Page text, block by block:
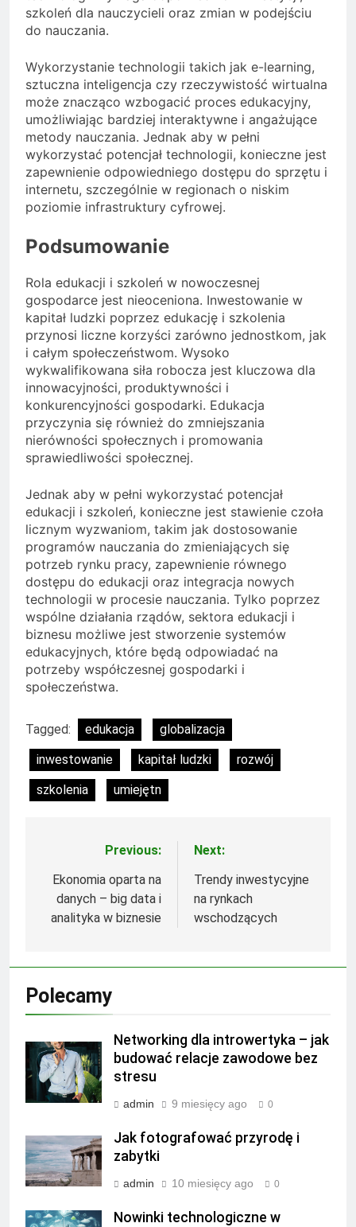
szkoleń dla nauczycieli oraz zmian w podejściu
do nauczania.
Wykorzystanie technologii takich jak e-learning,
sztuczna inteligencja czy rzeczywistość wirtualna
może znacząco wzbogacić proces edukacyjny,
umożliwiając bardziej interaktywne i angażujące
metody nauczania. Jednak aby w pełni
wykorzystać potencjał technologii, konieczne jest
zapewnienie odpowiedniego dostępu do sprzętu i
internetu, szczególnie w regionach o niskim
poziomie infrastruktury cyfrowej.
Podsumowanie
Rola edukacji i szkoleń w nowoczesnej
gospodarce jest nieoceniona. Inwestowanie w
kapitał ludzki poprzez edukację i szkolenia
przynosi liczne korzyści zarówno jednostkom, jak
i całym społeczeństwom. Wysoko
wykwalifikowana siła robocza jest kluczowa dla
innowacyjności, produktywności i
konkurencyjności gospodarki. Edukacja
przyczynia się również do zmniejszania
nierówności społecznych i promowania
sprawiedliwości społecznej.
Jednak aby w pełni wykorzystać potencjał
edukacji i szkoleń, konieczne jest stawienie czoła
licznym wyzwaniom, takim jak dostosowanie
programów nauczania do zmieniających się
potrzeb rynku pracy, zapewnienie równego
dostępu do edukacji oraz integracja nowych
technologii w procesie nauczania. Tylko poprzez
wspólne działania rządów, sektora edukacji i
biznesu możliwe jest stworzenie systemów
edukacyjnych, które będą odpowiadać na
potrzeby współczesnej gospodarki i
społeczeństwa.
Tagged: edukacja
globalizacja
inwestowanie
kapitał ludzki
rozwój
szkolenia
umiejętn
Nawigacja
wpisu
Previous:
Ekonomia oparta na
danych – big data i
analityka w biznesie
Next:
Trendy inwestycyjne
na rynkach
wschodzących
Polecamy
Networking dla introwertyka – jak
budować relacje zawodowe bez
stresu
admin 9 miesięcy ago 0
Jak fotografować przyrodę i
zabytki
admin 10 miesięcy ago 0
Nowinki technologiczne w